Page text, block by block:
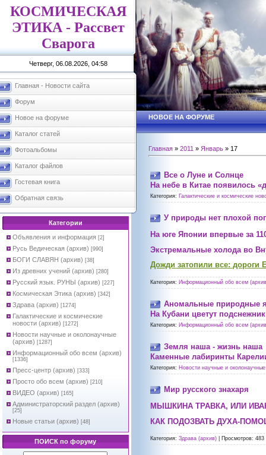
КОСМИЧЕСКАЯ
ЭТИКА - Рассвет
Сварога
Четверг, 06.08.2026, 04:58
Главная - Новости сайта
Форум
Новое на форуме
Каталог статей
Фотоальбомы
Каталог файлов
Гостевая книга
Обратная связь
Категории
Объявления и информация [2]
Русь Ведическая (архив) [990]
БОГИ СЛАВЯН (архив) [38]
Из древних учений (архив) [280]
Русский язык. РУНЫ (архив) [227]
Космическая Этика (архив) [342]
Здрава (архив) [1274]
Галактические и космические
новости (архив) [1272]
Новости научные и околонаучные
(архив) [1287]
Информационный обо всем (архив)
[1336]
Пресс-центр (архив) [333]
Просто обо всем (архив) [210]
ВИДЕО (архив) [165]
Администраторский раздел (архив)
[25]
Новые статьи (архив) [48]
ПОИСК по форуму
НОВОЕ НА ФОРУМЕ
Главная » 2011 » Январь » 17
Все о Луне и Солнце
На небе в Китае появилось
Категория: Галактические и космические
У природы нет плохой
На юге Японии впервые за
Экстремальные холода во
Дожди затопили все:
Категория: Информационный обо всем
Аномальные природные
На Кубани цветут
Категория: Информационный обо всем
Земля наша - жизнь наша
Каменные лабиринты
Категория: Новости научные и
Мир русского знахаря
МЫШКИНА ТРАВКА, ИЛИ
КАК ПОДОЗВАТЬ ДУХА-
Категория: Здрава (архив) Просмотров: 483